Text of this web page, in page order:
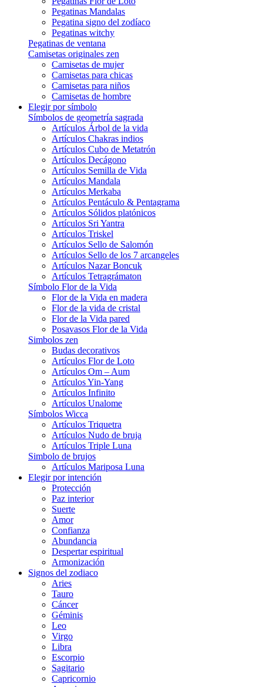
Pegatinas Mandalas
Pegatina signo del zodíaco
Pegatinas witchy
Pegatinas de ventana
Camisetas originales zen
Camisetas de mujer
Camisetas para chicas
Camisetas para niños
Camisetas de hombre
Elegir por símbolo
Símbolos de geometría sagrada
Artículos Árbol de la vida
Artículos Chakras indios
Artículos Cubo de Metatrón
Artículos Decágono
Artículos Semilla de Vida
Artículos Mandala
Artículos Merkaba
Artículos Pentáculo & Pentagrama
Artículos Sólidos platónicos
Artículos Sri Yantra
Artículos Triskel
Artículos Sello de Salomón
Artículos Sello de los 7 arcangeles
Artículos Nazar Boncuk
Artículos Tetragrámaton
Símbolo Flor de la Vida
Flor de la Vida en madera
Flor de la vida de cristal
Flor de la Vida pared
Posavasos Flor de la Vida
Simbolos zen
Budas decorativos
Artículos Flor de Loto
Artículos Om – Aum
Artículos Yin-Yang
Artículos Infinito
Artículos Unalome
Símbolos Wicca
Artículos Triquetra
Artículos Nudo de bruja
Artículos Triple Luna
Simbolo de brujos
Artículos Mariposa Luna
Elegir por intención
Protección
Paz interior
Suerte
Amor
Confianza
Abundancia
Despertar espiritual
Armonización
Signos del zodiaco
Aries
Tauro
Cáncer
Géminis
Leo
Virgo
Libra
Escorpio
Sagitario
Capricornio